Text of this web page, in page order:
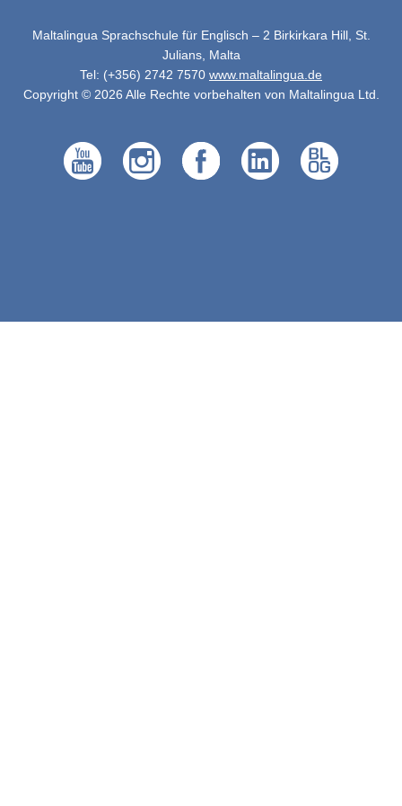
Maltalingua Sprachschule für Englisch – 2 Birkirkara Hill, St.
Julians, Malta
Tel: (+356) 2742 7570 www.maltalingua.de
Copyright © 2026 Alle Rechte vorbehalten von Maltalingua Ltd.